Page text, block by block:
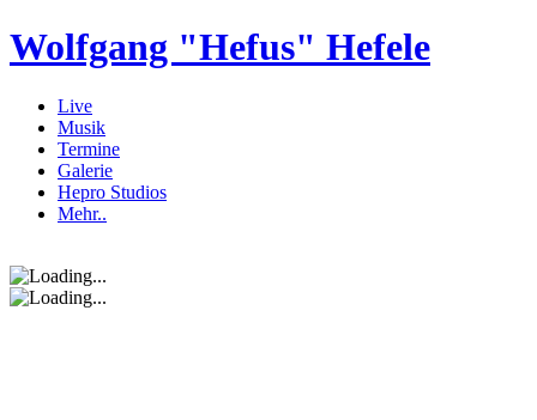
Wolfgang "Hefus" Hefele
Live
Musik
Termine
Galerie
Hepro Studios
Mehr..